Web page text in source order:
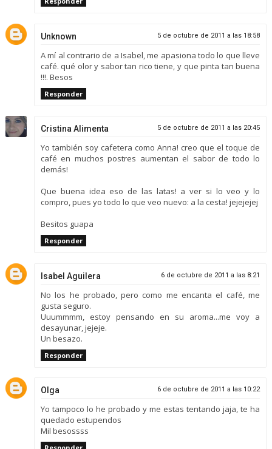
Unknown 5 de octubre de 2011 a las 18:58
A mí al contrario de a Isabel, me apasiona todo lo que lleve
café. qué olor y sabor tan rico tiene, y que pinta tan buena
!!!. Besos
Responder
Cristina Alimenta 5 de octubre de 2011 a las 20:45
Yo también soy cafetera como Anna! creo que el toque de
café en muchos postres aumentan el sabor de todo lo
demás!
Que buena idea eso de las latas! a ver si lo veo y lo
compro, pues yo todo lo que veo nuevo: a la cesta! jejejejej
Besitos guapa
Responder
Isabel Aguilera 6 de octubre de 2011 a las 8:21
No los he probado, pero como me encanta el café, me
gusta seguro.
Uuummmm, estoy pensando en su aroma...me voy a
desayunar, jejeje.
Un besazo.
Responder
Olga 6 de octubre de 2011 a las 10:22
Yo tampoco lo he probado y me estas tentando jaja, te ha
quedado estupendos
Mil besossss